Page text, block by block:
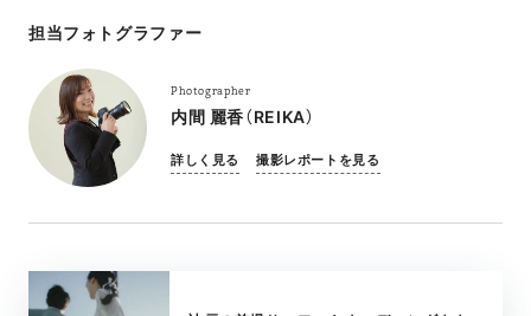
担当フォトグラファー
Photographer
内間 麗香（REIKA）
詳しく見る 撮影レポートを見る